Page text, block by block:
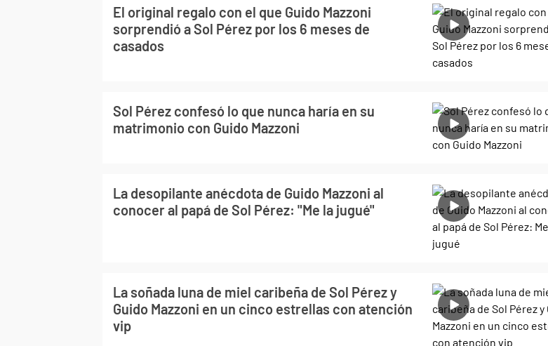
El original regalo con el que Guido Mazzoni
sorprendió a Sol Pérez por los 6 meses de
casados
Sol Pérez confesó lo que nunca haría en su
matrimonio con Guido Mazzoni
La desopilante anécdota de Guido Mazzoni al
conocer al papá de Sol Pérez: "Me la jugué"
La soñada luna de miel caribeña de Sol Pérez y
Guido Mazzoni en un cinco estrellas con atención
vip